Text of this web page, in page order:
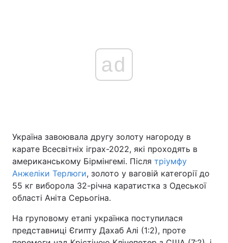
ad
Україна завоювала другу золоту нагороду в
карате Всесвітніх іграх-2022, які проходять в
американському Бірмінгемі. Після тріумфу
Анжеліки Терлюги, золото у ваговій категорії до
55 кг виборола 32-річна каратистка з Одеської
області Аніта Серьогіна.
На груповому етапі українка поступилася
представниці Єгипту Дахаб Алі (1:2), проте